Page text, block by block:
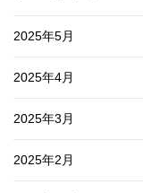
2025年5月
2025年4月
2025年3月
2025年2月